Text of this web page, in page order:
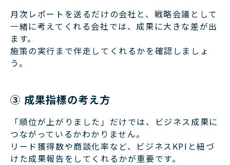
月次レポートを送るだけの会社と、戦略会議として
一緒に考えてくれる会社では、成果に大きな差が出
ます。
施策の実行まで伴走してくれるかを確認しましょ
う。
③ 成果指標の考え方
「順位が上がりました」だけでは、ビジネス成果に
つながっているかわかりません。
リード獲得数や商談化率など、ビジネスKPIと紐づ
けた成果報告をしてくれるかが重要です。